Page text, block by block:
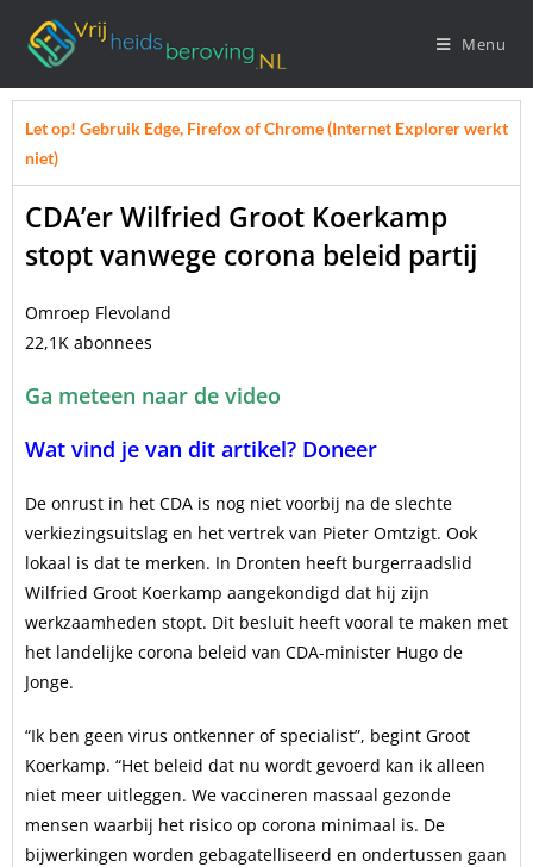
Menu
Let op! Gebruik Edge, Firefox of Chrome (Internet Explorer werkt
niet)
CDA’er Wilfried Groot Koerkamp
stopt vanwege corona beleid partij
Omroep Flevoland
22,1K abonnees
Ga meteen naar de video
Wat vind je van dit artikel? Doneer
De onrust in het CDA is nog niet voorbij na de slechte
verkiezingsuitslag en het vertrek van Pieter Omtzigt. Ook
lokaal is dat te merken. In Dronten heeft burgerraadslid
Wilfried Groot Koerkamp aangekondigd dat hij zijn
werkzaamheden stopt. Dit besluit heeft vooral te maken met
het landelijke corona beleid van CDA-minister Hugo de
Jonge.
“Ik ben geen virus ontkenner of specialist”, begint Groot
Koerkamp. “Het beleid dat nu wordt gevoerd kan ik alleen
niet meer uitleggen. We vaccineren massaal gezonde
mensen waarbij het risico op corona minimaal is. De
bijwerkingen worden gebagatelliseerd en ondertussen gaan